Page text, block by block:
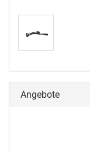
Angebote